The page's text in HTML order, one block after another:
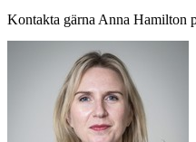
Kontakta gärna Anna Hamilton